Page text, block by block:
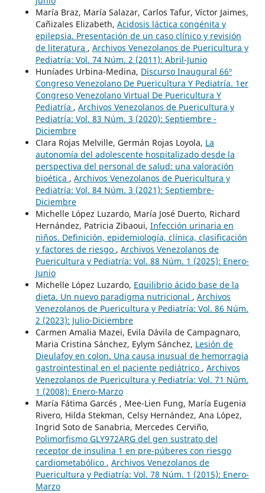
María Braz, María Salazar, Carlos Tafur, Víctor Jaimes,
Cañizales Elizabeth, Acidosis láctica congénita y
epilepsia. Presentación de un caso clínico y revisión
de literatura , Archivos Venezolanos de Puericultura y
Pediatría: Vol. 74 Núm. 2 (2011): Abril-Junio
Huníades Urbina-Medina, Discurso Inaugural 66º
Congreso Venezolano De Puericultura Y Pediatría. 1er
Congreso Venezolano Virtual De Puericultura Y
Pediatría , Archivos Venezolanos de Puericultura y
Pediatría: Vol. 83 Núm. 3 (2020): Septiembre -
Diciembre
Clara Rojas Melville, Germán Rojas Loyola, La
autonomía del adolescente hospitalizado desde la
perspectiva del personal de salud: una valoración
bioética , Archivos Venezolanos de Puericultura y
Pediatría: Vol. 84 Núm. 3 (2021): Septiembre-
Diciembre
Michelle López Luzardo, María José Duerto, Richard
Hernández, Patricia Zibaoui, Infección urinaria en
niños. Definición, epidemiología, clínica, clasificación
y factores de riesgo , Archivos Venezolanos de
Puericultura y Pediatría: Vol. 88 Núm. 1 (2025): Enero-
Junio
Michelle López Luzardo, Equilibrio ácido base de la
dieta. Un nuevo paradigma nutricional , Archivos
Venezolanos de Puericultura y Pediatría: Vol. 86 Núm.
2 (2023): Julio-Diciembre
Carmen Amalia Mazei, Evila Dávila de Campagnaro,
Maria Cristina Sánchez, Eylym Sánchez, Lesión de
Dieulafoy en colon. Una causa inusual de hemorragia
gastrointestinal en el paciente pediátrico , Archivos
Venezolanos de Puericultura y Pediatría: Vol. 71 Núm.
1 (2008): Enero-Marzo
María Fátima Garcés , Mee-Lien Fung, María Eugenia
Rivero, Hilda Stekman, Celsy Hernández, Ana López,
Ingrid Soto de Sanabria, Mercedes Cerviño,
Polimorfismo GLY972ARG del gen sustrato del
receptor de insulina 1 en pre-púberes con riesgo
cardiometabólico , Archivos Venezolanos de
Puericultura y Pediatría: Vol. 78 Núm. 1 (2015): Enero-
Marzo